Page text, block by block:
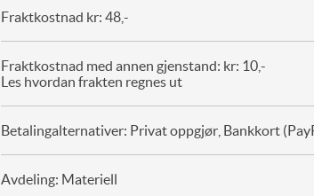
Fraktkostnad kr: 48,-
Fraktkostnad med annen gjenstand: kr: 10,-
Les hvordan frakten regnes ut
Betalingalternativer: Privat oppgjør, Bankkort
Avdeling: Materiell